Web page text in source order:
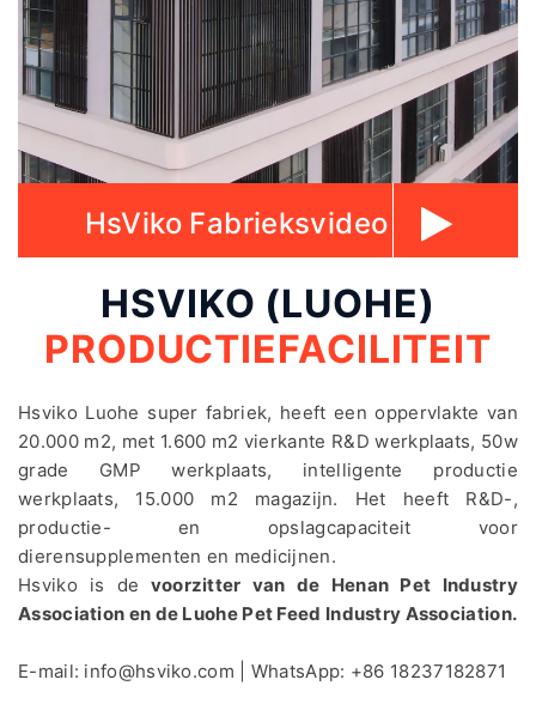
HsViko Fabrieksvideo
HSVIKO (LUOHE)
PRODUCTIEFACILITEIT
Hsviko Luohe super fabriek, heeft een oppervlakte van
20.000 m2, met 1.600 m2 vierkante R&D werkplaats, 50w
grade GMP werkplaats, intelligente productie
werkplaats, 15.000 m2 magazijn. Het heeft R&D-,
productie- en opslagcapaciteit voor
dierensupplementen en medicijnen.
Hsviko is de voorzitter van de Henan Pet Industry
Association en de Luohe Pet Feed Industry Association.
E-mail: info@hsviko.com | WhatsApp: +86 18237182871